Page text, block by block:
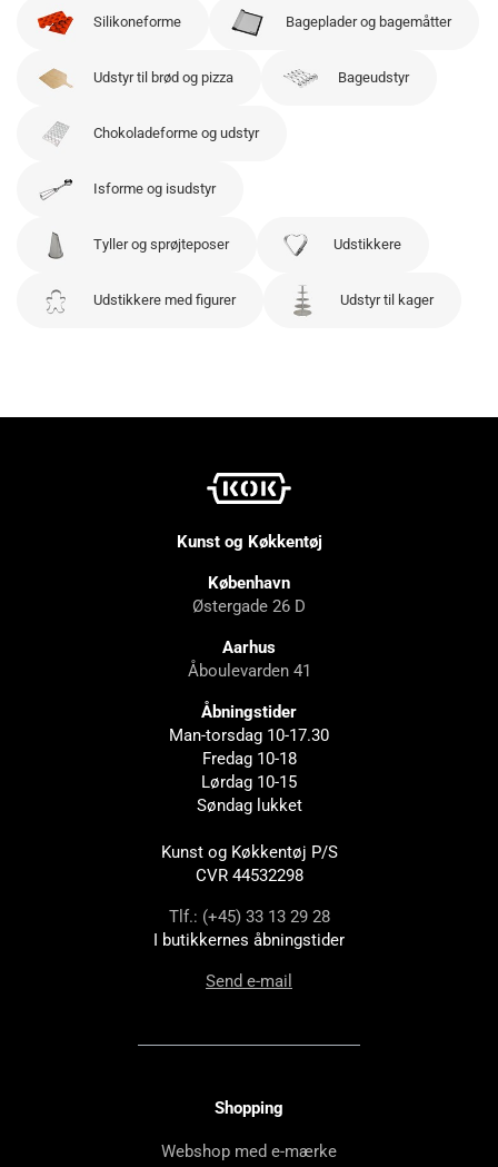
Silikoneforme Bageplader og bagemåtter
Udstyr til brød og pizza Bageudstyr
Chokoladeforme og udstyr
Isforme og isudstyr
Tyller og sprøjteposer Udstikkere
Udstikkere med figurer Udstyr til kager
Kunst og Køkkentøj
København
Østergade 26 D
Aarhus
Åboulevarden 41
Åbningstider
Man-torsdag 10-17.30
Fredag 10-18
Lørdag 10-15
Søndag lukket
Kunst og Køkkentøj P/S
CVR 44532298
Tlf.: (+45) 33 13 29 28
I butikkernes åbningstider
Send e-mail
Shopping
Webshop med e-mærke